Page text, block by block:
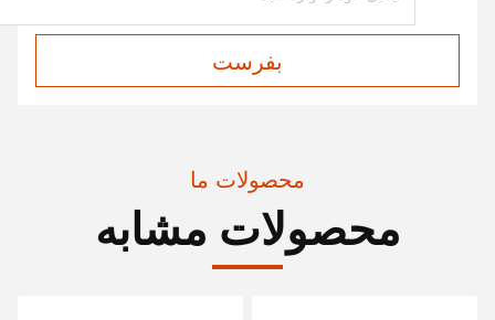
بفرست
محصولات ما
محصولات مشابه